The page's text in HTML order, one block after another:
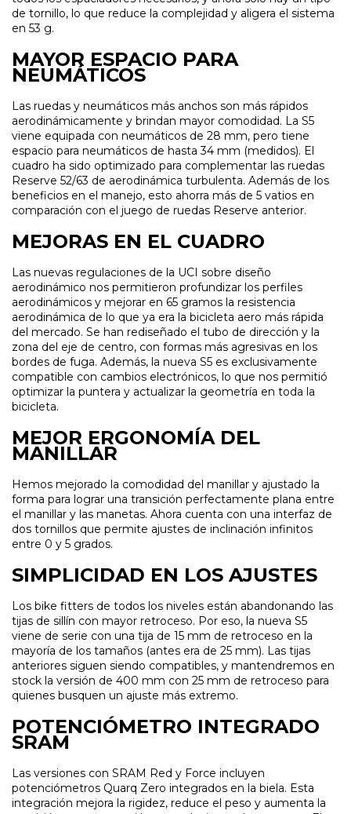
de tornillo, lo que reduce la complejidad y aligera el sistema
en 53 g.
MAYOR ESPACIO PARA
NEUMÁTICOS
Las ruedas y neumáticos más anchos son más rápidos
aerodinámicamente y brindan mayor comodidad. La S5
viene equipada con neumáticos de 28 mm, pero tiene
espacio para neumáticos de hasta 34 mm (medidos). El
cuadro ha sido optimizado para complementar las ruedas
Reserve 52/63 de aerodinámica turbulenta. Además de los
beneficios en el manejo, esto ahorra más de 5 vatios en
comparación con el juego de ruedas Reserve anterior.
MEJORAS EN EL CUADRO
Las nuevas regulaciones de la UCI sobre diseño
aerodinámico nos permitieron profundizar los perfiles
aerodinámicos y mejorar en 65 gramos la resistencia
aerodinámica de lo que ya era la bicicleta aero más rápida
del mercado. Se han rediseñado el tubo de dirección y la
zona del eje de centro, con formas más agresivas en los
bordes de fuga. Además, la nueva S5 es exclusivamente
compatible con cambios electrónicos, lo que nos permitió
optimizar la puntera y actualizar la geometría en toda la
bicicleta.
MEJOR ERGONOMÍA DEL
MANILLAR
Hemos mejorado la comodidad del manillar y ajustado la
forma para lograr una transición perfectamente plana entre
el manillar y las manetas. Ahora cuenta con una interfaz de
dos tornillos que permite ajustes de inclinación infinitos
entre 0 y 5 grados.
SIMPLICIDAD EN LOS AJUSTES
Los bike fitters de todos los niveles están abandonando las
tijas de sillín con mayor retroceso. Por eso, la nueva S5
viene de serie con una tija de 15 mm de retroceso en la
mayoría de los tamaños (antes era de 25 mm). Las tijas
anteriores siguen siendo compatibles, y mantendremos en
stock la versión de 400 mm con 25 mm de retroceso para
quienes busquen un ajuste más extremo.
POTENCIÓMETRO INTEGRADO
SRAM
Las versiones con SRAM Red y Force incluyen
potenciómetros Quarq Zero integrados en la biela. Esta
integración mejora la rigidez, reduce el peso y aumenta la